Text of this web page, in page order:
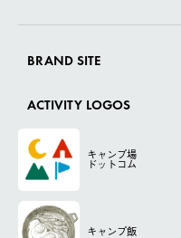
BRAND SITE
ACTIVITY LOGOS
キャンプ場
ドットコム
キャンプ飯